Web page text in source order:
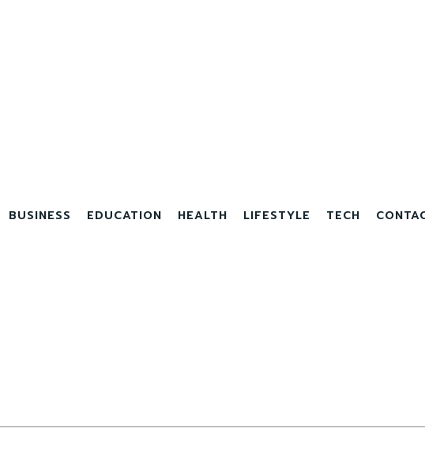
BUSINESS EDUCATION HEALTH LIFESTYLE TECH